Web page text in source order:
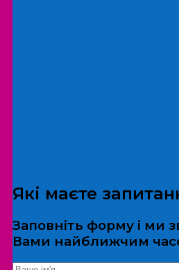
*Дані не передаються
Які маєте
Заповніть форму і ми
Вами найближчим